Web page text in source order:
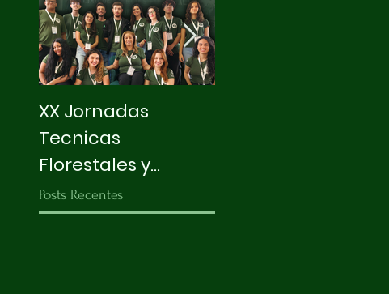
XX Jornadas
Tecnicas
Florestales y
Ambientales
Posts Recentes